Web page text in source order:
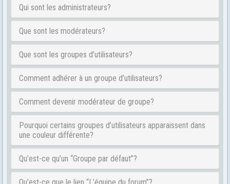
Qui sont les administrateurs?
Que sont les modérateurs?
Que sont les groupes d’utilisateurs?
Comment adhérer à un groupe d’utilisateurs?
Comment devenir modérateur de groupe?
Pourquoi certains groupes d’utilisateurs apparaissent dans
une couleur différente?
Qu’est-ce qu’un “Groupe par défaut”?